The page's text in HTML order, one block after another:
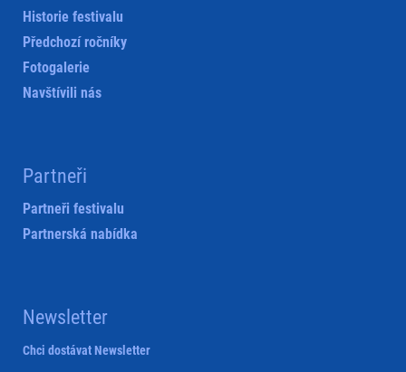
Historie festivalu
Předchozí ročníky
Fotogalerie
Navštívili nás
Partneři
Partneři festivalu
Partnerská nabídka
Newsletter
Chci dostávat Newsletter